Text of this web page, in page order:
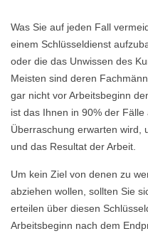
Was Sie auf jeden Fall
einem Schlüsseldienst
oder die das Unwissen des
Meisten sind deren
gar nicht vor Arbeitsbeginn
ist das Ihnen in 90% der
Überraschung erwarten wird,
und das Resultat der Arbeit.
Um kein Ziel von denen zu
abziehen wollen, sollten Sie
erteilen über diesen
Arbeitsbeginn nach dem